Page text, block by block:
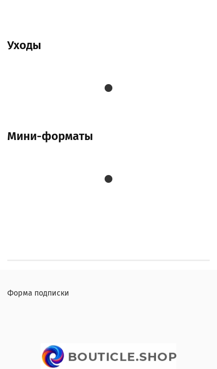
Уходы
Мини-форматы
Форма подписки